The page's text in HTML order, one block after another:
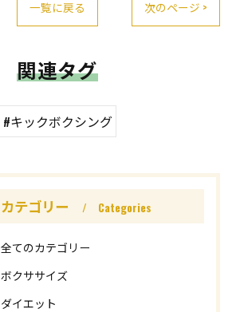
一覧に戻る 次のページ >
関連タグ
#キックボクシング
カテゴリー Categories
全てのカテゴリー
ボクササイズ
ダイエット